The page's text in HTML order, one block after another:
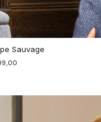
Sauvage